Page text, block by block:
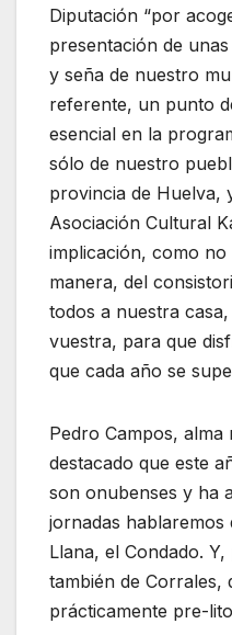
Diputación “por
presentación de
y seña de nuestro
referente, un punto
esencial en la
sólo de nuestro
provincia de Huelva,
Asociación Cultural
implicación, como
manera, del
todos a nuestra
vuestra, para que
que cada año se
Pedro Campos,
destacado que este
son onubenses y ha
jornadas
Llana, el Condado.
también de Corrales,
prácticamente pre-